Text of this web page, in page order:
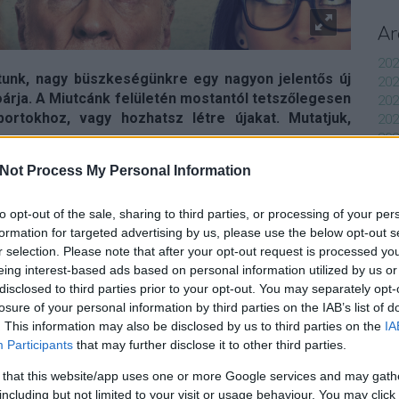
Process My Personal Information
opt-out of the sale, sharing to third parties, or processing of your
for targeted advertising by us, please use the below opt-out
selection. Please note that after your opt-out request is processed
interest-based ads based on personal information utilized by us
to third parties prior to your opt-out. You may separately
of your personal information by third parties on the IAB’s list of
This information may also be disclosed by us to third parties on the
Participants that may further disclose it to other third parties.
that this website/app uses one or more Google services and may
but not limited to your visit or usage behaviour. You may
nagy büszkeségünkre egy nagyon jelentős új
A Miutcánk felületén mostantól tetszőlegesen
vagy hozhatsz létre újakat. Mutatjuk,
az új funkciót. A csoportokra rákattintva az oldal
, a legutóbbi aktivitás szerinti sorrendben. Ha olyan
amire úgy gondolod érdemes létrehozni egy új
rögtön meg is tudod tenni. Adj nevet és leírást a
találó csoportképet sem!